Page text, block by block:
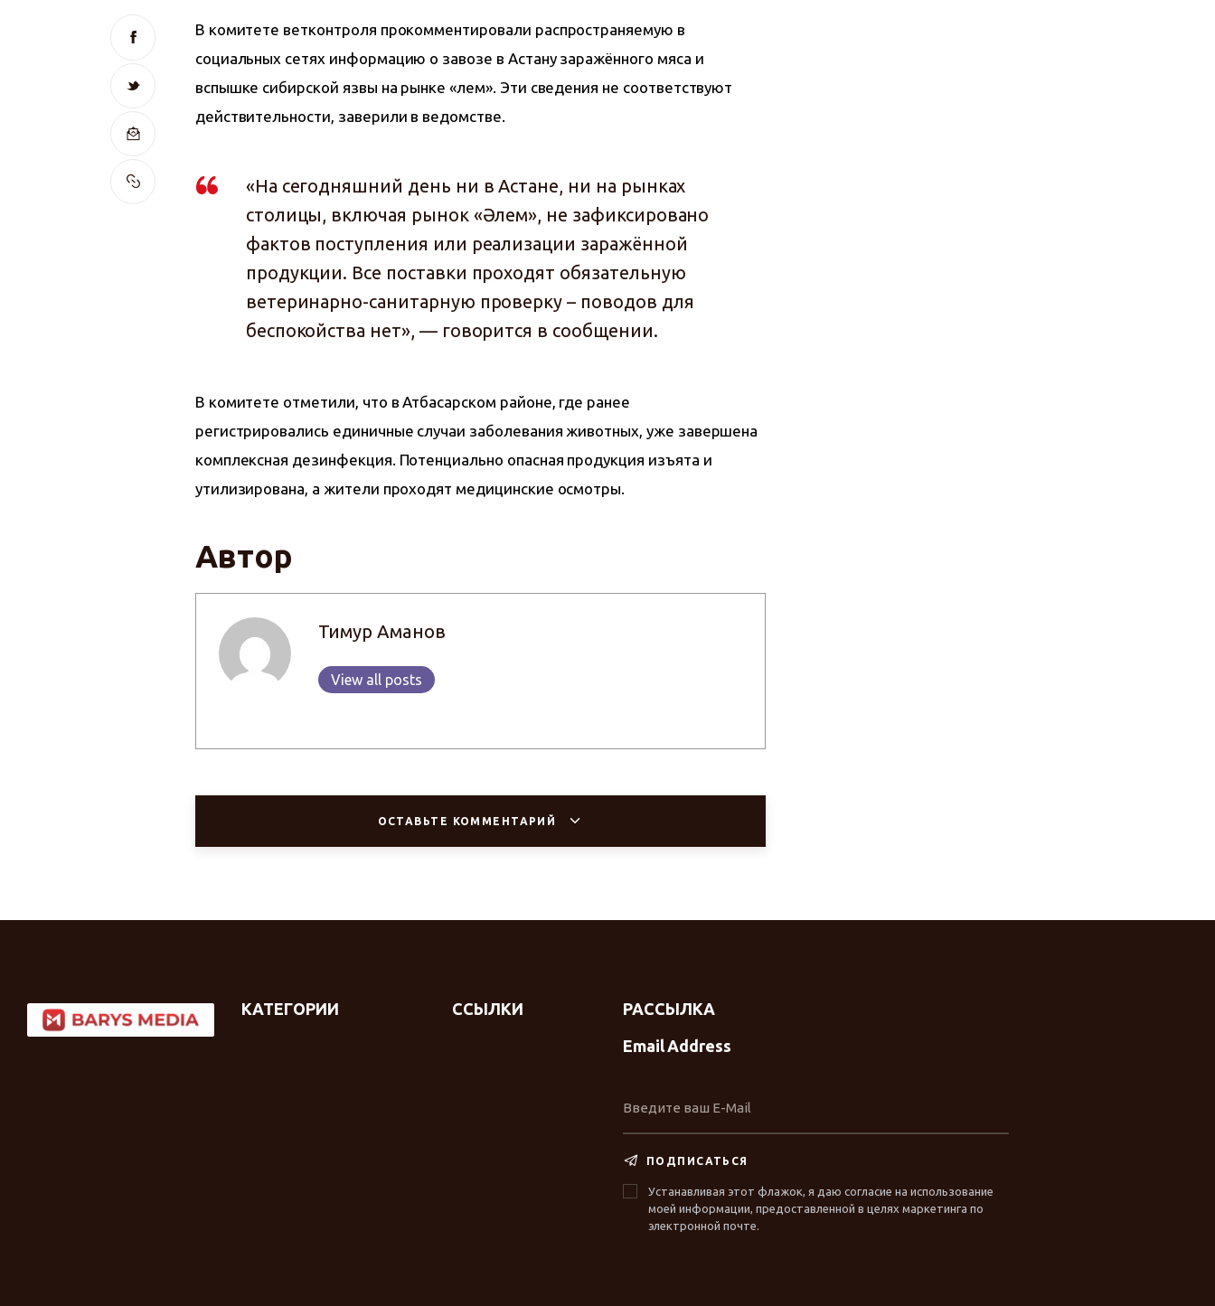
В комитете ветконтроля прокомментировали распространяемую в
социальных сетях информацию о завозе в Астану заражённого мяса и
вспышке сибирской язвы на рынке «Әлем». Эти сведения не соответствуют
действительности, заверили в ведомстве.
«На сегодняшний день ни в Астане, ни на рынках
столицы, включая рынок «Әлем», не зафиксировано
фактов поступления или реализации заражённой
продукции. Все поставки проходят обязательную
ветеринарно-санитарную проверку – поводов для
беспокойства нет», — говорится в сообщении.
В комитете отметили, что в Атбасарском районе, где ранее
регистрировались единичные случаи заболевания животных, уже завершена
комплексная дезинфекция. Потенциально опасная продукция изъята и
утилизирована, а жители проходят медицинские осмотры.
Автор
Тимур Аманов
View all posts
ОСТАВЬТЕ КОММЕНТАРИЙ
КАТЕГОРИИ ССЫЛКИ РАССЫЛКА
Email Address
ПОДПИСАТЬСЯ
Устанавливая этот флажок, я даю согласие на использование
моей информации, предоставленной в целях маркетинга по
электронной почте.